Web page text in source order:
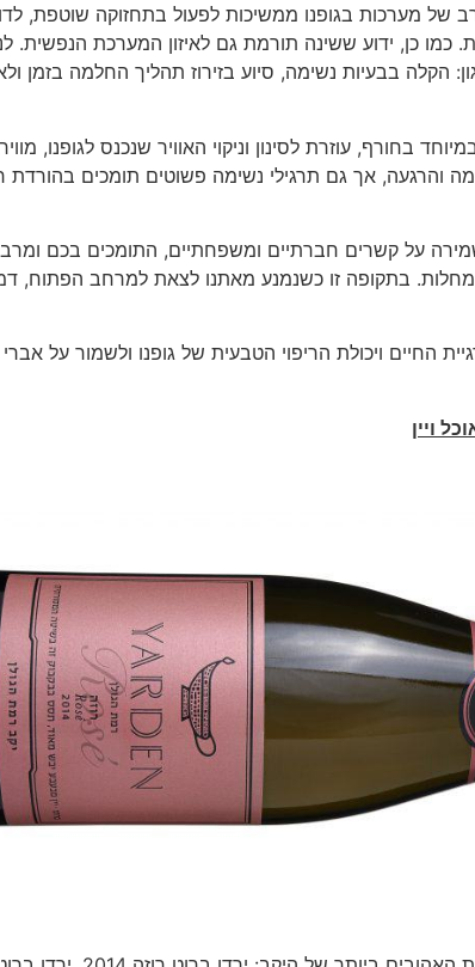
של מערכות בגופנו ממשיכות לפעול בתחזוקה שוטפת,
כן, ידוע ששינה תורמת גם לאיזון המערכת הנפשית.
הקלה בבעיות נשימה, סיוע בזירוז תהליך החלמה בזמן
עוזרת לסינון וניקוי האוויר שנכנס לגופנו,
והרגעה, אך גם תרגילי נשימה פשוטים תומכים
על קשרים חברתיים ומשפחתיים, התומכים בכם
מחלות. בתקופה זו כשנמנע מאתנו לצאת למרחב הפתוח,
החיים ויכולת הריפוי הטבעית של גופנו ולשמור על
ויין